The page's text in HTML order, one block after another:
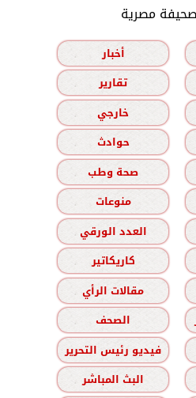
صحيفة مصرية
أخبار
تقارير
خارجي
حوادث
صحة وطب
منوعات
العدد الورقي
كاريكاتير
مقالات الرأي
الصحف
فيديو رئيس التحرير
البث المباشر